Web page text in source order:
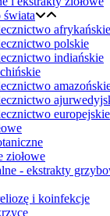
świata
afrykańskie
polskie
indiańskie
europejskie
ziołowe
- ekstrakty
i koinfekcje